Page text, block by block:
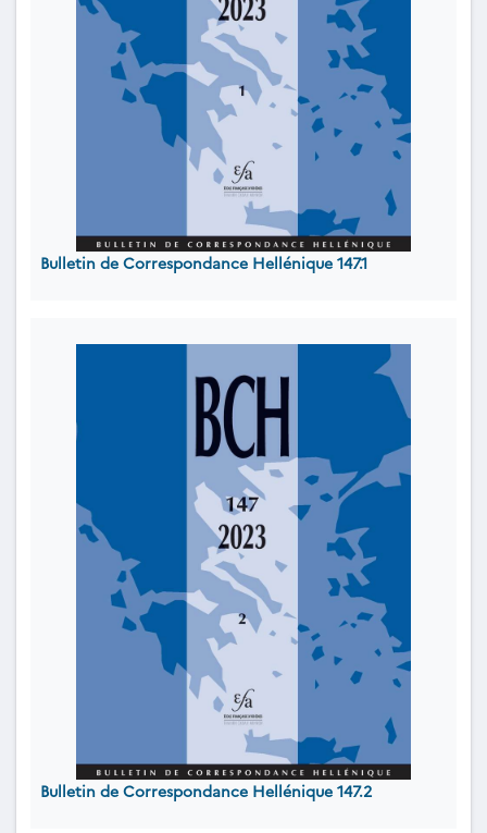
Bulletin de Correspondance Hellénique 147.1
Bulletin de Correspondance Hellénique 147.2